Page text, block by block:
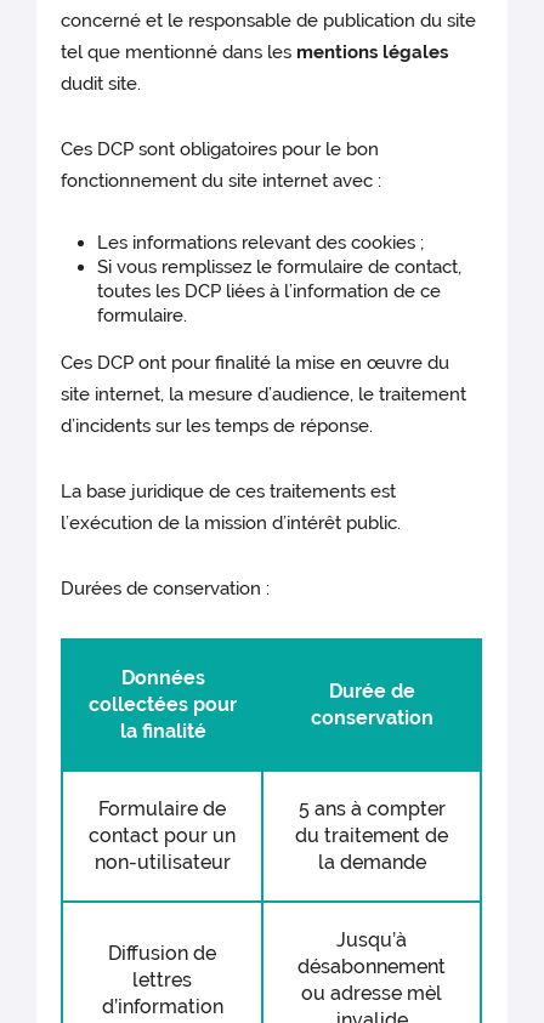
concerné et le responsable de publication du site
tel que mentionné dans les mentions légales
dudit site.
Ces DCP sont obligatoires pour le bon
fonctionnement du site internet avec :
Les informations relevant des cookies ;
Si vous remplissez le formulaire de contact,
toutes les DCP liées à l’information de ce
formulaire.
Ces DCP ont pour finalité la mise en œuvre du
site internet, la mesure d’audience, le traitement
d’incidents sur les temps de réponse.
La base juridique de ces traitements est
l’exécution de la mission d’intérêt public.
Durées de conservation :
Données
collectées pour
la finalité
Durée de
conservation
Formulaire de
contact pour un
non-utilisateur
5 ans à compter
du traitement de
la demande
Diffusion de
lettres
d’information
Jusqu’à
désabonnement
ou adresse mèl